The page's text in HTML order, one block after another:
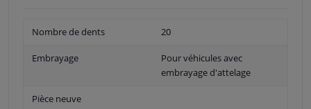
Nombre de dents 20
Embrayage
Pour véhicules avec
embrayage d'attelage
Pièce neuve